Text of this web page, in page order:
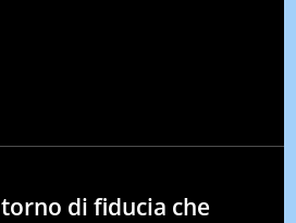
di fiducia che